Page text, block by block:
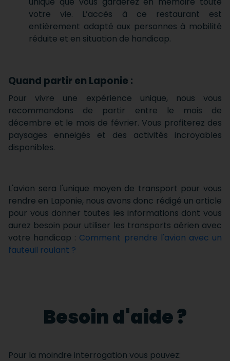
votre vie. L’accès à ce restaurant est
entièrement adapté aux personnes à mobilité
réduite et en situation de handicap.
Quand partir en Laponie :
Pour vivre une expérience unique, nous vous
recommandons de partir entre le mois de
décembre et le mois de février. Vous profiterez des
paysages enneigés et des activités incroyables
disponibles.
L'avion sera l'unique moyen de transport pour vous
rendre en Laponie, nous avons donc rédigé un article
pour vous donner toutes les informations dont vous
aurez besoin pour utiliser les transports aérien avec
votre handicap : Comment prendre l'avion avec un
fauteuil roulant ?
Besoin d'aide ?
Pour la moindre interrogation vous pouvez: